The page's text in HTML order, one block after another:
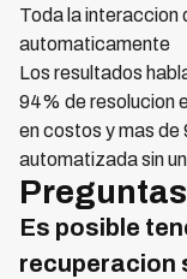
Toda la interaccion
automaticamente
Los resultados
94% de resolucion
en costos y mas de
automatizada sin
Es posible
recuperacion